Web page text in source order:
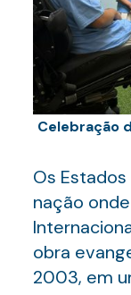
Celebração
Os
nação
obra
2003, em